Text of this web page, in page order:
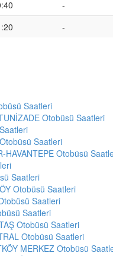
-
-
Saatleri
Otobüsü Saatleri
Saatleri
HAVANTEPE Otobüsü
Saatleri
Otobüsü Saatleri
Saatleri
Saatleri
Otobüsü Saatleri
Otobüsü Saatleri
MERKEZ Otobüsü